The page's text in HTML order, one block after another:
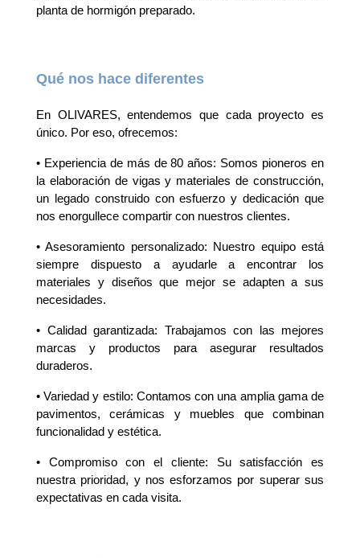
planta de hormigón preparado.
Qué nos hace diferentes
En OLIVARES, entendemos que cada proyecto es
único. Por eso, ofrecemos:
• Experiencia de más de 80 años: Somos pioneros en
la elaboración de vigas y materiales de construcción,
un legado construido con esfuerzo y dedicación que
nos enorgullece compartir con nuestros clientes.
• Asesoramiento personalizado: Nuestro equipo está
siempre dispuesto a ayudarle a encontrar los
materiales y diseños que mejor se adapten a sus
necesidades.
• Calidad garantizada: Trabajamos con las mejores
marcas y productos para asegurar resultados
duraderos.
• Variedad y estilo: Contamos con una amplia gama de
pavimentos, cerámicas y muebles que combinan
funcionalidad y estética.
• Compromiso con el cliente: Su satisfacción es
nuestra prioridad, y nos esforzamos por superar sus
expectativas en cada visita.